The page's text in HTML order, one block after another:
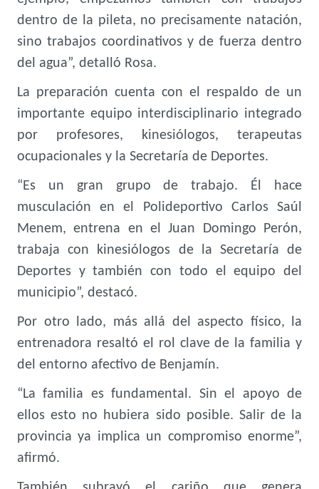
dentro de la pileta, no precisamente natación,
sino trabajos coordinativos y de fuerza dentro
del agua”, detalló Rosa.
La preparación cuenta con el respaldo de un
importante equipo interdisciplinario integrado
por profesores, kinesiólogos, terapeutas
ocupacionales y la Secretaría de Deportes.
“Es un gran grupo de trabajo. Él hace
musculación en el Polideportivo Carlos Saúl
Menem, entrena en el Juan Domingo Perón,
trabaja con kinesiólogos de la Secretaría de
Deportes y también con todo el equipo del
municipio”, destacó.
Por otro lado, más allá del aspecto físico, la
entrenadora resaltó el rol clave de la familia y
del entorno afectivo de Benjamín.
“La familia es fundamental. Sin el apoyo de
ellos esto no hubiera sido posible. Salir de la
provincia ya implica un compromiso enorme”,
afirmó.